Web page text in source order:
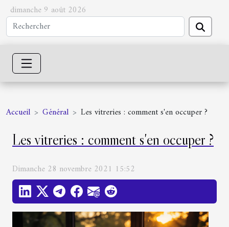
dimanche 9 août 2026
Accueil Général Les vitreries : comment s'en occuper ?
Les vitreries : comment s'en occuper ?
Dimanche 28 novembre 2021 15:52